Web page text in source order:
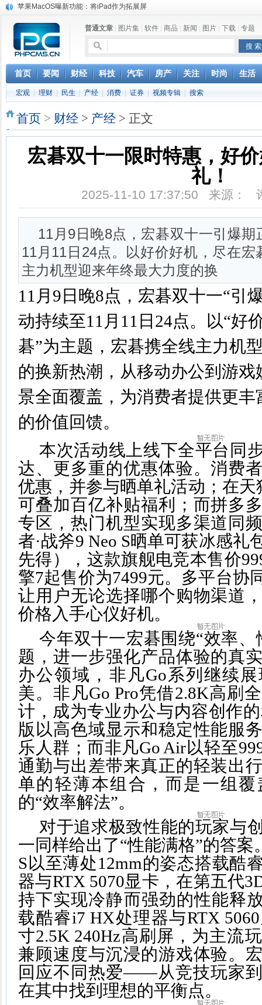
苹果MacOS曝新功能：将iPad作为拓展屏
苹果与高通和解 英特尔失去重要移动客户
小米高管：虽然高通与苹果和解，但5G iPhone最快明年下半年发布
iOS 13加入黑暗模式 多功能加持6月份见
高通与苹果达成和解，双方达成6年许可协议
巴黎圣母院大火肆虐，人类文明的一场浩劫
奔驰维权女车主捅出了一个最大的瓜
普通文章 图片集 软件 商品 新闻 图片 下载 专题
首页 要闻 财经 科技 汽车 房产 关注 时尚 生活
宏观 理财 民生 产经 消费 证券 视频专辑 搜索
首页 > 财经 > 产经 > 正文
宏碁双十一限时特惠，好
礼！
2025-11-10 17:37:50 来源：
11月9日晚8点，宏碁双十一引爆
11月11日24点。以好价好机，尽在
主力机型迎来年终最大力度的换
11月9日晚8点，宏碁双十一“引
动持续至11月11日24点。以“好
碁”为主题，宏碁携全线主力机
的换新热潮，从移动办公到游
景全面覆盖，为消费者提供更
的价值回馈。
本次活动线上线下全平台同
达、更多重的优惠体验。消费
优惠，并参与晒单礼活动；在
可叠加百亿补贴福利；而拼多
专区，热门机型实现多渠道同
者·战斧9 Neo S晒单可获冰感礼
先得），这款旗舰电竞本售价
擎7起售价为7499元。多平台协
让用户无论选择哪个购物渠道
价格入手心仪好机。
今年双十一宏碁围绕“效率
题，进一步强化产品体验的真
办公领域，非凡Go系列继续
美。非凡Go Pro凭借2.8K高刷
计，成为专业办公与内容创作
版以高色域显示和稳定性能服
乐人群；而非凡Go Air以轻至
通勤与出差带来真正的轻装出
单的轻薄本组合，而是一组
的“效率解法”。
对于追求极致性能的玩家与
一同样给出了“性能满格”的答案
S以至薄处12mm的姿态搭载酷
器与RTX 5070显卡，在第五代
持下实现冷静而强劲的性能释
载酷睿i7 HX处理器与RTX
寸2.5K 240Hz高刷屏，为主流
兼顾速度与沉浸的游戏体验。
回应不同热爱——从竞技玩家
在其中找到理想的平衡点。